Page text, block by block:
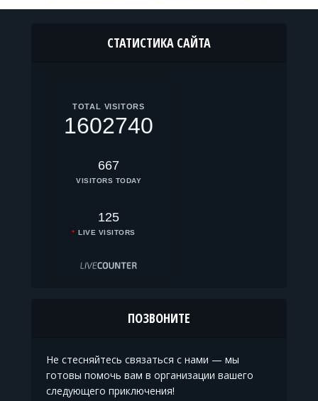
СТАТИСТИКА САЙТА
TOTAL VISITORS
1602740
667
VISITORS TODAY
125
LIVE VISITORS
ПОЗВОНИТЕ
Не стесняйтесь связаться с нами — мы
готовы помочь вам в организации вашего
следующего приключения!